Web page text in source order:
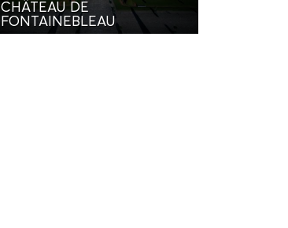
CHÂTEAU DE
FONTAINEBLEAU